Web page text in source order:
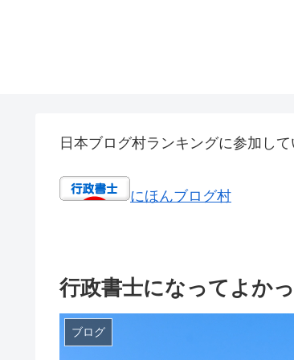
日本ブログ村ランキングに参加して
にほんブログ村
行政書士になってよか
ブログ